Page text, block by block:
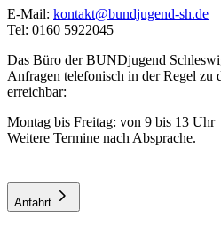
E-Mail: ed.hs-dnegujdnub@tkatnok
Tel: 0160 5922045
Das Büro der BUNDjugend
Anfragen telefonisch in der Regel zu
erreichbar:
Montag bis Freitag: von 9 bis 13 Uhr
Weitere Termine nach Absprache.
Anfahrt